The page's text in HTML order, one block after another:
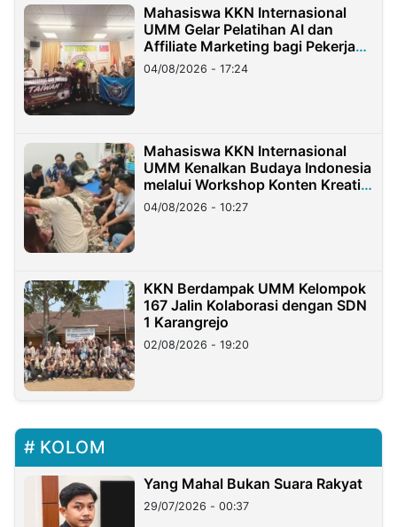
Mahasiswa KKN Internasional
UMM Gelar Pelatihan AI dan
Affiliate Marketing bagi Pekerja
Migran Indonesia di Taiwan
04/08/2026 - 17:24
Mahasiswa KKN Internasional
UMM Kenalkan Budaya Indonesia
melalui Workshop Konten Kreatif
di Taiwan
04/08/2026 - 10:27
KKN Berdampak UMM Kelompok
167 Jalin Kolaborasi dengan SDN
1 Karangrejo
02/08/2026 - 19:20
KOLOM
Yang Mahal Bukan Suara Rakyat
29/07/2026 - 00:37